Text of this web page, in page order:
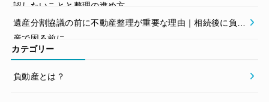
認したいことと整理の進め方
遺産分割協議の前に不動産整理が重要な理由｜相続後に負動
産で困る前に
カテゴリー
負動産とは？